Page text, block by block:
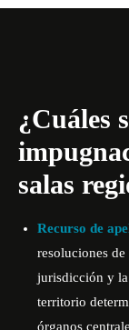
¿Cuáles
salas
Recurso de
resoluciones
jurisdicción y
territorio
órganos